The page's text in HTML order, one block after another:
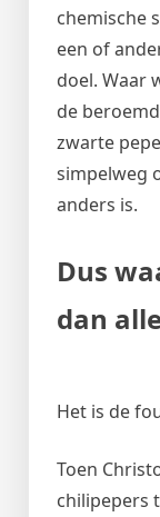
chemische
een of
doel. Waar
de
zwarte
simpelweg
anders is.
Dus
dan
Het is de
Toen
chilipepers